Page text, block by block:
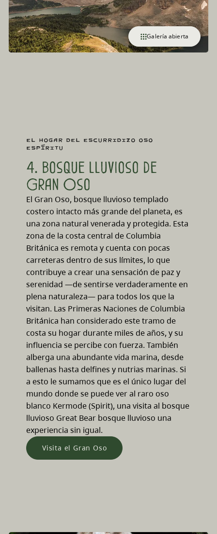
Galería abierta
El hogar del escurridizo oso
espíritu
4. bosque lluvioso de
Gran Oso
El Gran Oso, bosque lluvioso templado
costero intacto más grande del planeta, es
una zona natural venerada y protegida. Esta
zona de la costa central de Columbia
Británica es remota y cuenta con pocas
carreteras dentro de sus límites, lo que
contribuye a crear una sensación de paz y
serenidad —de sentirse verdaderamente en
plena naturaleza— para todos los que la
visitan. Las Primeras Naciones de Columbia
Británica han considerado este tramo de
costa su hogar durante miles de años, y su
influencia se percibe con fuerza. También
alberga una abundante vida marina, desde
ballenas hasta delfines y nutrias marinas. Si
a esto le sumamos que es el único lugar del
mundo donde se puede ver al raro oso
blanco Kermode (Spirit), una visita al bosque
lluvioso Great Bear bosque lluvioso una
experiencia sin igual.
Visita el Gran Oso